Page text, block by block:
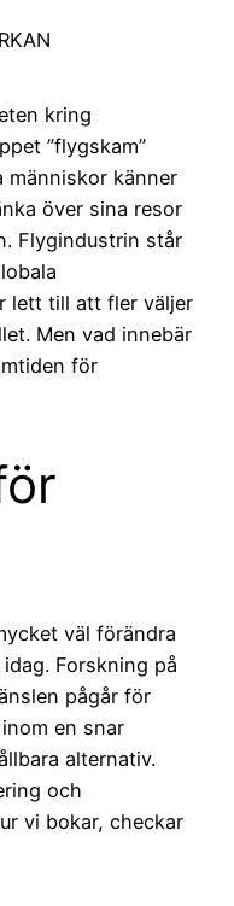
kring
”flygskam”
människor känner
över sina resor
Flygindustrin står
lett till att fler väljer
Men vad innebär
för
väl förändra
Forskning på
pågår för
en snar
alternativ.
och
vi bokar, checkar